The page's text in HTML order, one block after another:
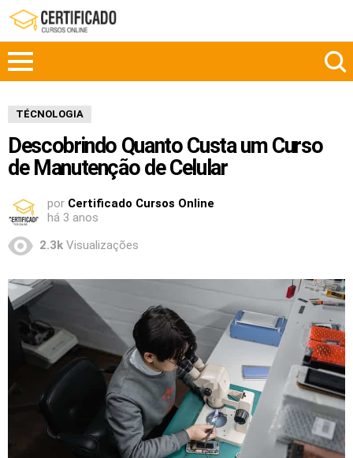
TÉCNOLOGIA
Descobrindo Quanto Custa um Curso
de Manutenção de Celular
por Certificado Cursos Online
há 3 anos
2.3k Visualizações